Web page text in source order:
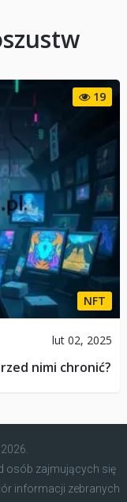
19
NFT
lut 02, 2025
nimi chronić?
osób zajmujących się
informacji zebranych